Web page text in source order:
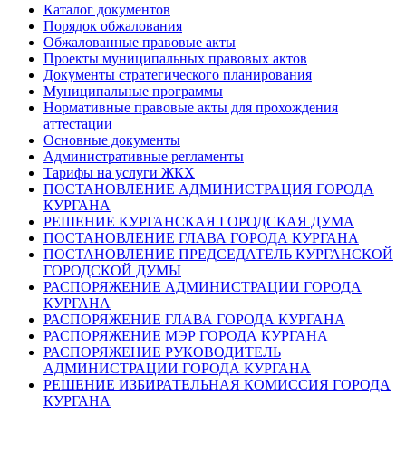
Каталог документов
Порядок обжалования
Обжалованные правовые акты
Проекты муниципальных правовых актов
Документы стратегического планирования
Муниципальные программы
Нормативные правовые акты для прохождения
аттестации
Основные документы
Административные регламенты
Тарифы на услуги ЖКХ
ПОСТАНОВЛЕНИЕ АДМИНИСТРАЦИЯ ГОРОДА
КУРГАНА
РЕШЕНИЕ КУРГАНСКАЯ ГОРОДСКАЯ ДУМА
ПОСТАНОВЛЕНИЕ ГЛАВА ГОРОДА КУРГАНА
ПОСТАНОВЛЕНИЕ ПРЕДСЕДАТЕЛЬ КУРГАНСКОЙ
ГОРОДСКОЙ ДУМЫ
РАСПОРЯЖЕНИЕ АДМИНИСТРАЦИИ ГОРОДА
КУРГАНА
РАСПОРЯЖЕНИЕ ГЛАВА ГОРОДА КУРГАНА
РАСПОРЯЖЕНИЕ МЭР ГОРОДА КУРГАНА
РАСПОРЯЖЕНИЕ РУКОВОДИТЕЛЬ
АДМИНИСТРАЦИИ ГОРОДА КУРГАНА
РЕШЕНИЕ ИЗБИРАТЕЛЬНАЯ КОМИССИЯ ГОРОДА
КУРГАНА